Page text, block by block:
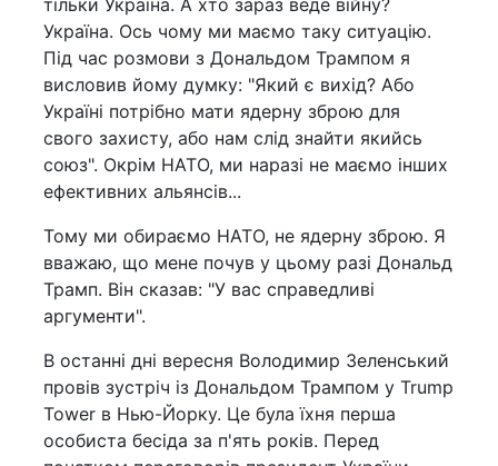
Україна. Ось чому ми маємо таку ситуацію.
Під час розмови з Дональдом Трампом я
висловив йому думку: "Який є вихід? Або
Україні потрібно мати ядерну зброю для
свого захисту, або нам слід знайти якийсь
союз". Окрім НАТО, ми наразі не маємо інших
ефективних альянсів...
Тому ми обираємо НАТО, не ядерну зброю. Я
вважаю, що мене почув у цьому разі Дональд
Трамп. Він сказав: "У вас справедливі
аргументи".
В останні дні вересня Володимир Зеленський
провів зустріч із Дональдом Трампом у Trump
Tower в Нью-Йорку. Це була їхня перша
особиста бесіда за п'ять років. Перед